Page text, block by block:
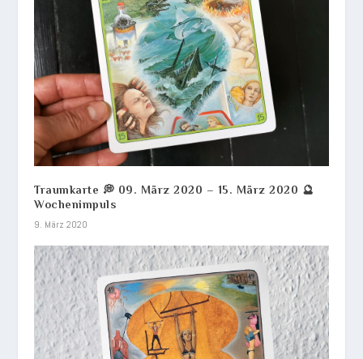
Traumkarte 💭 09. März 2020 – 15. März 2020 🔮
Wochenimpuls
9. März 2020